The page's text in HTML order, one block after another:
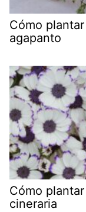
Cómo plantar
agapanto
Cómo plantar
cineraria